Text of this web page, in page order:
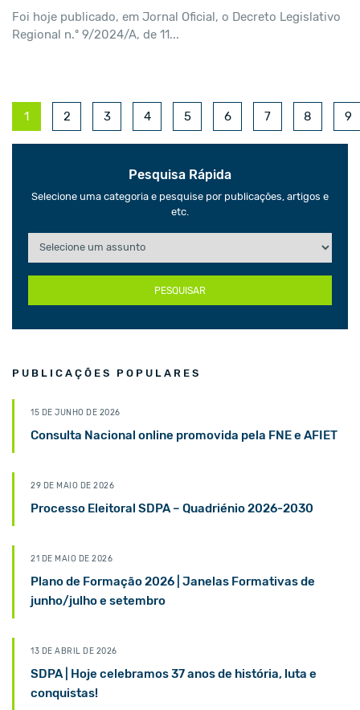
Foi hoje publicado, em Jornal Oficial, o Decreto Legislativo
Regional n.º 9/2024/A, de 11...
1 2 3 4 5 6 7 8 9
Pesquisa Rápida
Selecione uma categoria e pesquise por publicações, artigos e
etc.
PESQUISAR
PUBLICAÇÕES POPULARES
15 DE JUNHO DE 2026
Consulta Nacional online promovida pela FNE e AFIET
29 DE MAIO DE 2026
Processo Eleitoral SDPA – Quadriénio 2026-2030
21 DE MAIO DE 2026
Plano de Formação 2026 | Janelas Formativas de
junho/julho e setembro
13 DE ABRIL DE 2026
SDPA | Hoje celebramos 37 anos de história, luta e
conquistas!